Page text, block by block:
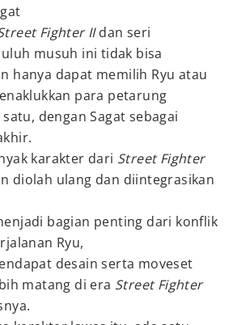
Fighter IIdan seri
musuh ini tidak bisa
hanya dapat memilih Ryu atau
para petarung
dengan Sagat sebagai
karakter dari Street Fighter
diolah ulang dan diintegrasikan
bagian penting dari konflik
Ryu,
desain serta moveset
matang di era Street Fighter